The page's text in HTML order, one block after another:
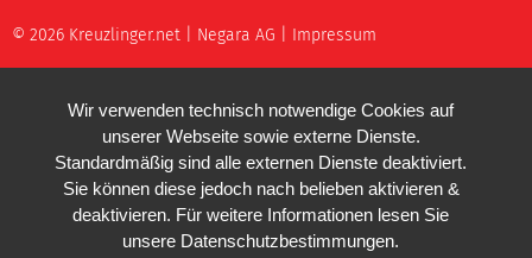
© 2026 Kreuzlinger.net | Negara AG Impressum
Wir verwenden technisch notwendige Cookies auf
unserer Webseite sowie externe Dienste.
Standardmäßig sind alle externen Dienste deaktiviert.
Sie können diese jedoch nach belieben aktivieren &
deaktivieren. Für weitere Informationen lesen Sie
unsere Datenschutzbestimmungen.